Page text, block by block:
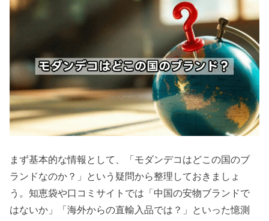
まず基本的な情報として、「モダンデコはどこの国のブ
ランドなのか？」という疑問から整理しておきましょ
う。知恵袋や口コミサイトでは「中国の安物ブランドで
はないか」「海外からの直輸入品では？」といった憶測